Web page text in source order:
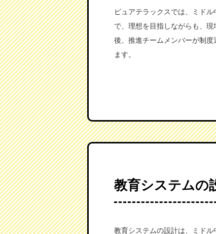
ピュアテラックスでは、ミド
で、理想を目指しながらも、
後、推進チームメンバーが制
ます。
教育システムの
教育システムの設計は、ミド